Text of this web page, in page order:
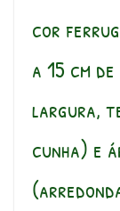
cor
a 15 cm
largura,
cunha) e